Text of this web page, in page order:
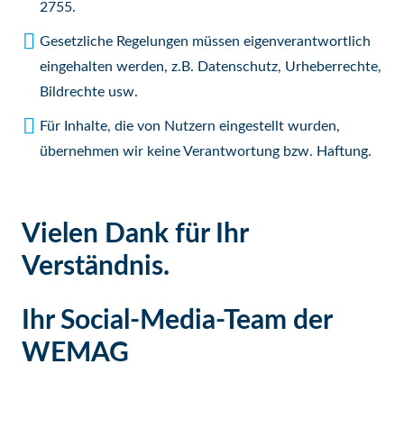
2755.
Gesetzliche Regelungen müssen eigenverantwortlich
eingehalten werden, z.B. Datenschutz, Urheberrechte,
Bildrechte usw.
Für Inhalte, die von Nutzern eingestellt wurden,
übernehmen wir keine Verantwortung bzw. Haftung.
Vielen Dank für Ihr
Verständnis.
Ihr Social-Media-Team der
WEMAG